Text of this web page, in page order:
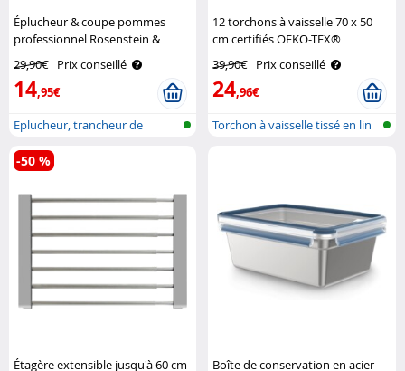
Éplucheur & coupe pommes
professionnel Rosenstein &
29,90€ Prix conseillé
14,95€
Eplucheur, trancheur de
pommes
12 torchons à vaisselle 70 x 50
cm certifiés OEKO-TEX®
Standard 100 Rosenstein &
Söhne
39,90€ Prix conseillé
24,96€
Torchon à vaisselle tissé en lin
Étagère extensible jusqu'à 60 cm
-50 %
Boîte de conservation en acier